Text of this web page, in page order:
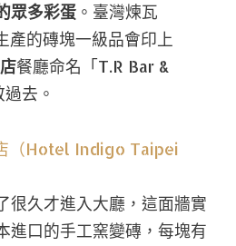
眾多彩蛋 。臺灣煉瓦
產的磚塊一級品會印上
餐廳命名「T.R Bar &
去。
很久才進入大廳，這面牆實
進口的手工窯變磚，每塊有